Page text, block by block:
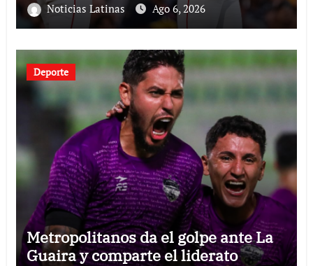
Noticias Latinas Ago 6, 2026
Deporte
Metropolitanos da el golpe ante La
Guaira y comparte el liderato